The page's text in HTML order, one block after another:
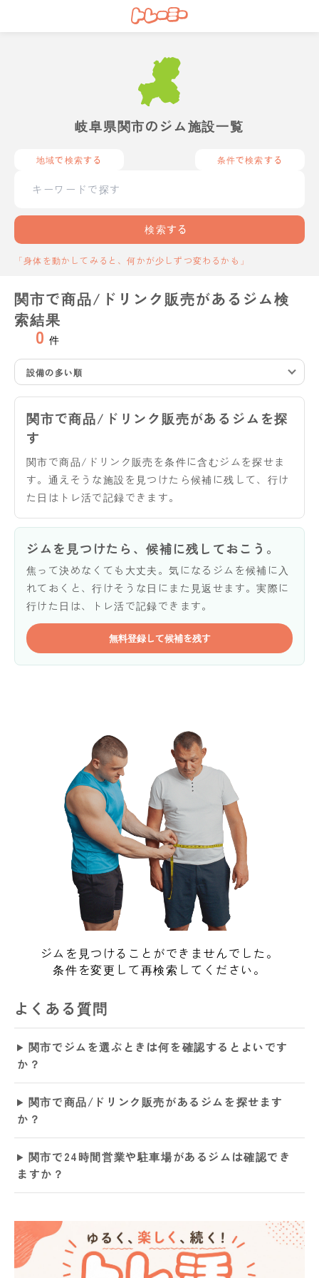
岐阜県関市のジム施設一覧
地域で検索する 条件で検索する
検索する
「身体を動かしてみると、何かが少しずつ変わるかも」
関市で商品/ドリンク販売があるジム検
索結果
0 件
設備の多い順
関市で商品/ドリンク販売があるジムを探
す
関市で商品/ドリンク販売を条件に含むジムを探せま
す。通えそうな施設を見つけたら候補に残して、行け
た日はトレ活で記録できます。
ジムを見つけたら、候補に残しておこう。
焦って決めなくても大丈夫。気になるジムを候補に入
れておくと、行けそうな日にまた見返せます。実際に
行けた日は、トレ活で記録できます。
無料登録して候補を残す
ジムを見つけることができませんでした。
条件を変更して再検索してください。
よくある質問
関市でジムを選ぶときは何を確認するとよいです
か？
関市で商品/ドリンク販売があるジムを探せます
か？
関市で24時間営業や駐車場があるジムは確認でき
ますか？